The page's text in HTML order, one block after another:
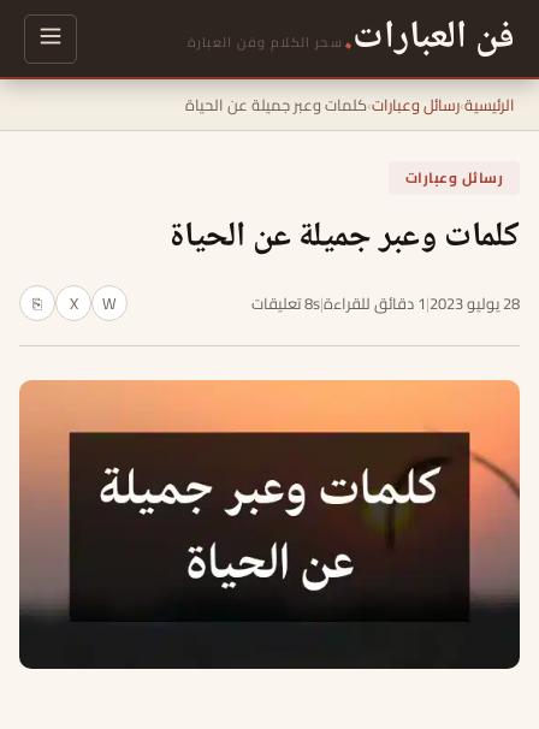
فن العبارات. سحر الكلام وفن العبارة
الرئيسية›رسائل وعبارات›كلمات وعبر جميلة عن الحياة
رسائل وعبارات
كلمات وعبر جميلة عن الحياة
28 يوليو 2023 |1 دقائق للقراءة |8s تعليقات W
X
⎘